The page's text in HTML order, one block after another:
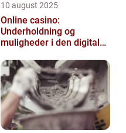
10 august 2025
Online casino:
Underholdning og
muligheder i den digitale